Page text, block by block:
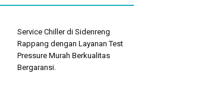
Service Chiller di Sidenreng
Rappang dengan Layanan Test
Pressure Murah Berkualitas
Bergaransi.